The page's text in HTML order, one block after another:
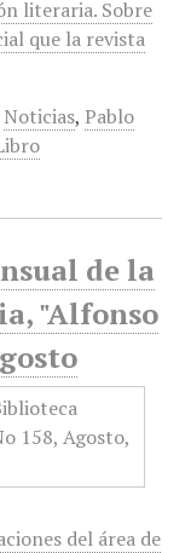
literaria. Sobre
que la revista
Noticias, Pablo
de la
"Alfonso
del área de